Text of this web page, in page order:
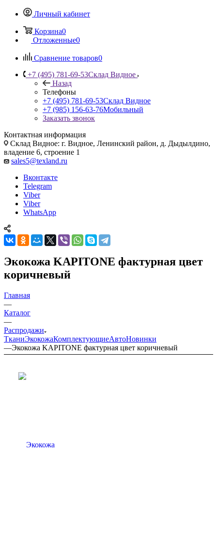
Личный кабинет
Корзина0
Отложенные0
Сравнение товаров0
+7 (495) 781-69-53Склад Видное
Назад
Телефоны
+7 (495) 781-69-53Склад Видное
+7 (985) 156-63-76Мобильный
Заказать звонок
Контактная информация
Склад Видное: г. Видное, Ленинский район, д. Дыдылдино,
владение 6, строение 1
sales5@texland.ru
Вконтакте
Telegram
Viber
Viber
WhatsApp
Экокожа KAPITONE фактурная цвет
коричневый
Главная
—
Каталог
—
Распродажи
ТканиЭкокожаКомплектующиеАвтоНовинки
—Экокожа KAPITONE фактурная цвет коричневый